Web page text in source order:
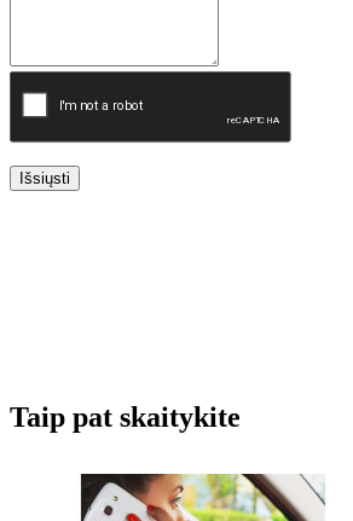
Išsiųsti
Taip pat skaitykite